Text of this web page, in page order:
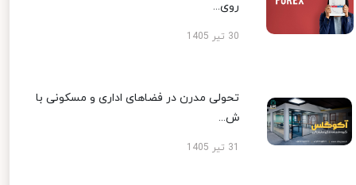
روی...
30 تیر 1405
تحولی مدرن در فضاهای اداری و مسکونی با
ش...